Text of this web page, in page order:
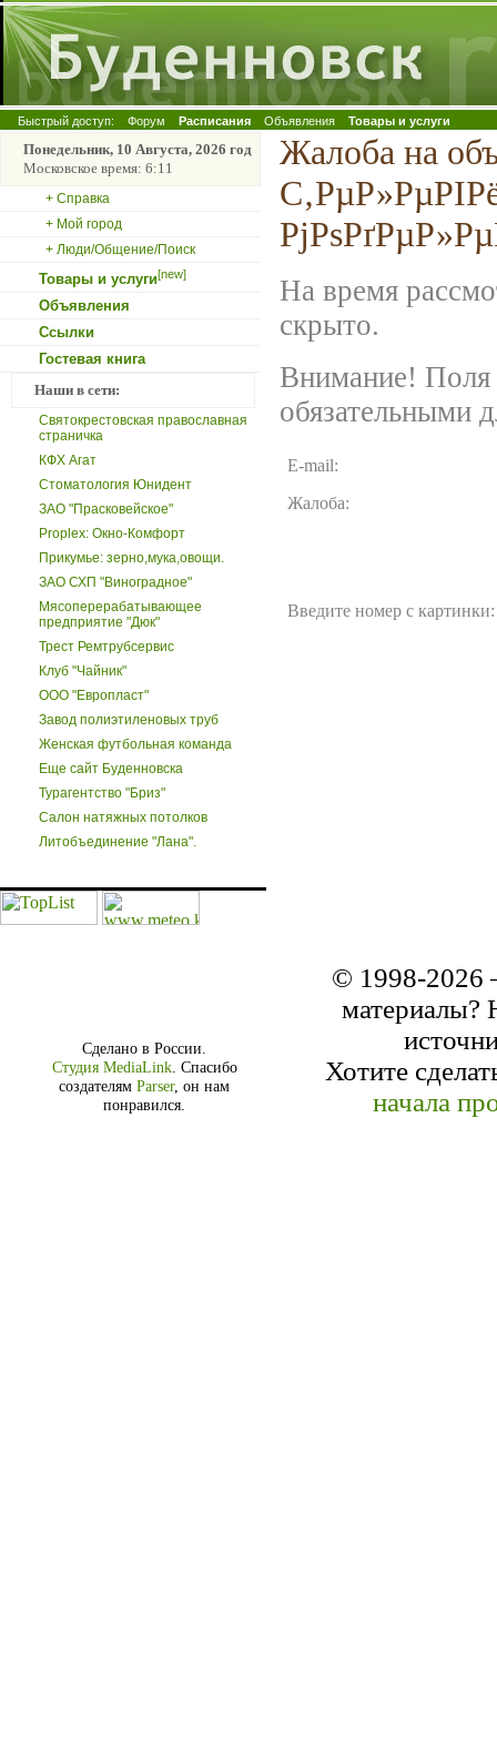
Быстрый доступ: Форум Расписания Объявления Товары и услуги
Понедельник, 10 Августа, 2026 год
Московское время: 6:11
+ Справка
+ Мой город
+ Люди/Общение/Поиск
Товары и услуги[new]
Объявления
Ссылки
Гостевая книга
Наши в сети:
Святокрестовская православная
страничка
КФХ Агат
Стоматология Юнидент
ЗАО "Прасковейское"
Proplex: Окно-Комфорт
Прикумье: зерно,мука,овощи.
ЗАО СХП "Виноградное"
Мясоперерабатывающее
предприятие "Дюк"
Трест Ремтрубсервис
Клуб "Чайник"
ООО "Европласт"
Завод полиэтиленовых труб
Женская футбольная команда
Еще сайт Буденновска
Турагентство "Бриз"
Салон натяжных потолков
Литобъединение "Лана".
Жалоба на
На время
скрыто.
Внимание! Поля
обязательными
E-mail:
Жалоба:
Введите номер с картинки:
Сделано в России.
Студия MediaLink. Спасибо
создателям Parser, он нам
понравился.
© 1998-2026
материалы?
Хотите
начала